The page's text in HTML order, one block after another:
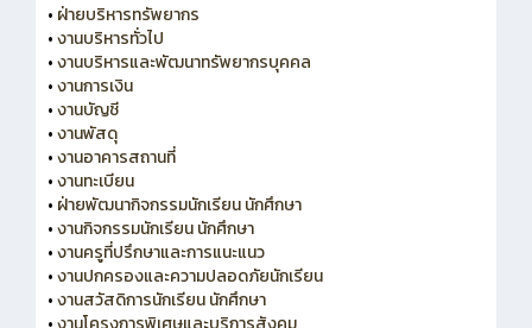
• ฝ่ายบริหารทรัพยากร
•งานบริหารทั่วไป
•งานบริหารและพัฒนาทรัพยากรบุคคล
•งานการเงิน
•งานบัญชี
•งานพัสดุ
•งานอาคารสถานที่
•งานทะเบียน
• ฝ่ายพัฒนากิจกรรมนักเรียน นักศึกษา
•งานกิจกรรมนักเรียน นักศึกษา
•งานครูที่ปรึกษาและการแนะแนว
•งานปกครองและความปลอดภัยนักเรียน
•งานสวัสดิการนักเรียน นักศึกษา